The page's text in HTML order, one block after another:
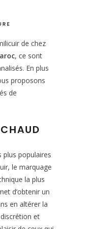
de chez
, ce sont
En plus
proposons
de
plus populaires
le marquage
la plus
d’obtenir un
en altérer la
et